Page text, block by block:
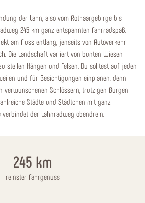
der Lahn, also vom Rothaargebirge bis
245 km ganz entspannten Fahrradspaß.
am Fluss entlang, jenseits von Autoverkehr
Die Landschaft variiert von bunten Wiesen
steilen Hängen und Felsen. Du solltest auf jeden
und für Besichtigungen einplanen, denn
verwunschenen Schlössern, trutzigen Burgen
Städte und Städtchen mit ganz
der Lahnradweg obendrein.
245 km
reinster Fahrgenuss